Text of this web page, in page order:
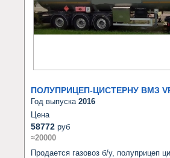
ПОЛУПРИЦЕП-ЦИСТЕРНУ ВМЗ
Год выпуска 2016
Цена
58772 руб
≈20000
Продается газовоз б/у, полуприцеп